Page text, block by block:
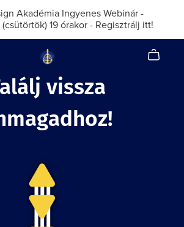
Akadémia Ingyenes Webinár -
19 órakor - Regisztrálj itt!
vissza